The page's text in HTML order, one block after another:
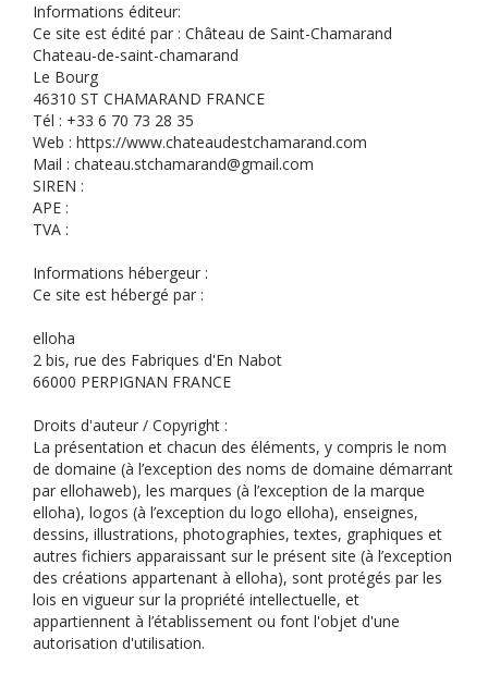
Informations éditeur:
Ce site est édité par : Château de Saint-Chamarand
Chateau-de-saint-chamarand
Le Bourg
46310 ST CHAMARAND FRANCE
Tél : +33 6 70 73 28 35
Web : https://www.chateaudestchamarand.com
Mail : chateau.stchamarand@gmail.com
SIREN :
APE :
TVA :
Informations hébergeur :
Ce site est hébergé par :
elloha
2 bis, rue des Fabriques d'En Nabot
66000 PERPIGNAN FRANCE
Droits d'auteur / Copyright :
La présentation et chacun des éléments, y compris le nom
de domaine (à l’exception des noms de domaine démarrant
par ellohaweb), les marques (à l’exception de la marque
elloha), logos (à l’exception du logo elloha), enseignes,
dessins, illustrations, photographies, textes, graphiques et
autres fichiers apparaissant sur le présent site (à l’exception
des créations appartenant à elloha), sont protégés par les
lois en vigueur sur la propriété intellectuelle, et
appartiennent à l’établissement ou font l'objet d'une
autorisation d'utilisation.